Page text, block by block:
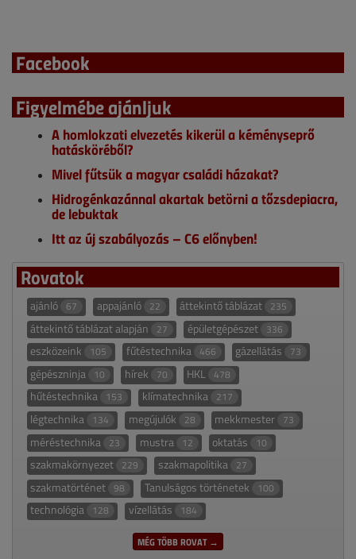
Facebook
Figyelmébe ajánljuk
A homlokzati elvezetés kikerül a kéményseprő
hatásköréből?
Mivel fűtsük a magyar családi házakat?
Hidrogénkazánnal akartak betörni a tőzsdepiacra,
de lebuktak
Itt az új szabályozás – C6 előnyben!
Rovatok
ajánló 67 appajánló 22 áttekintő táblázat 235
áttekintő táblázat alapján 27 épületgépészet 336
eszközeink 105 fűtéstechnika 466 gázellátás 73
gépészninja 10 hírek 70 HKL 478
hűtéstechnika 153 klímatechnika 217
légtechnika 134 megújulók 28 mekkmester 73
méréstechnika 23 mustra 12 oktatás 10
szakmakörnyezet 229 szakmapolitika 27
szakmatörténet 98 Tanulságos történetek 100
technológia 128 vízellátás 184
MÉG TÖBB ROVAT →